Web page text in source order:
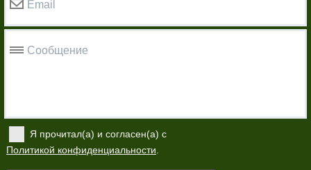
Email
Сообщение
Я прочитал(а) и согласен(а) с
Политикой конфиденциальности